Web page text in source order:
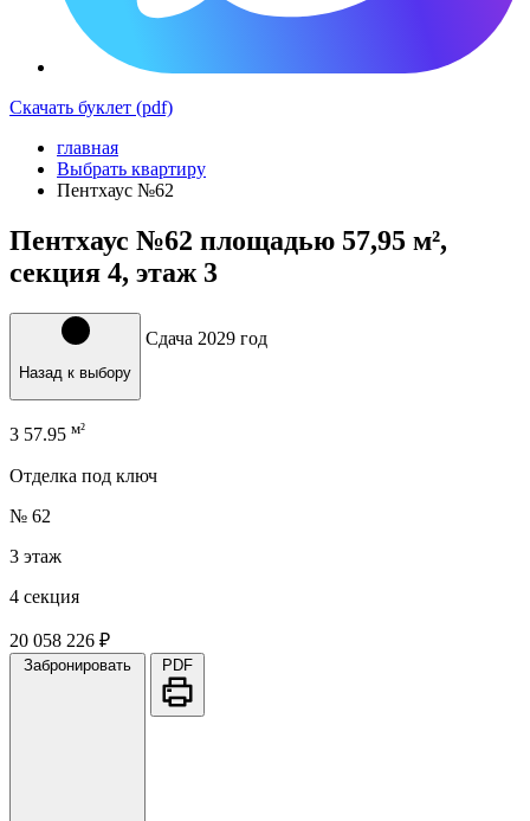
Скачать буклет (pdf)
главная
Выбрать квартиру
Пентхаус №62
Пентхаус №62 площадью 57,95 м²,
секция 4, этаж 3
Назад к выбору
Сдача 2029 год
3 57.95 м²
Отделка под ключ
№ 62
3 этаж
4 секция
20 058 226 ₽
Забронировать PDF